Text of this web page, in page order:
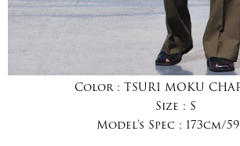
Color : TSURI MOKU
Size : S
Model's Spec : 173cm/